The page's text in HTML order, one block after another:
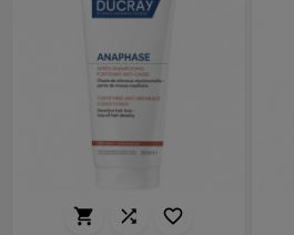
  